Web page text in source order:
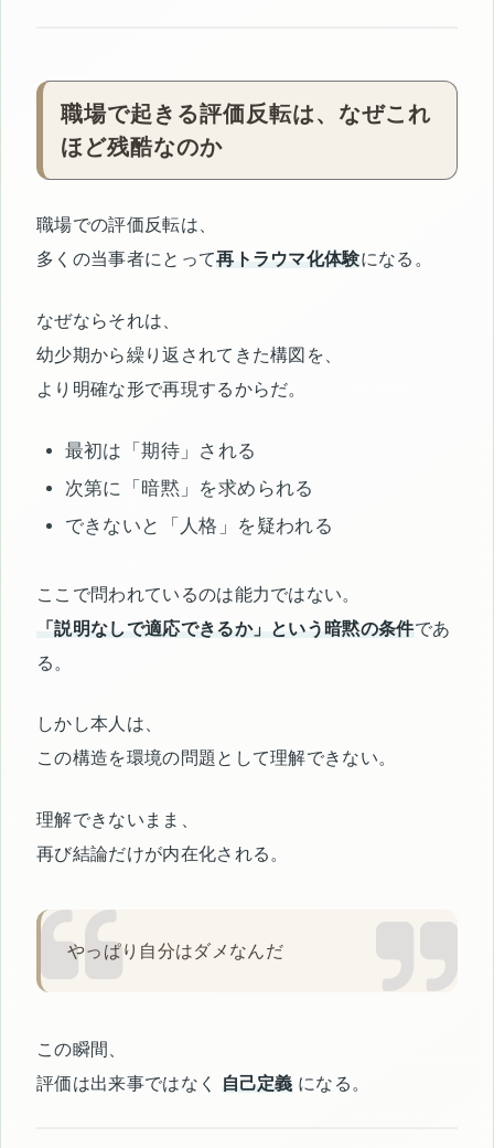
職場で起きる評価反転は、なぜこれ
ほど残酷なのか
職場での評価反転は、
多くの当事者にとって再トラウマ化体験になる。
なぜならそれは、
幼少期から繰り返されてきた構図を、
より明確な形で再現するからだ。
最初は「期待」される
次第に「暗黙」を求められる
できないと「人格」を疑われる
ここで問われているのは能力ではない。
「説明なしで適応できるか」という暗黙の条件であ
る。
しかし本人は、
この構造を環境の問題として理解できない。
理解できないまま、
再び結論だけが内在化される。
やっぱり自分はダメなんだ
この瞬間、
評価は出来事ではなく
自己定義 になる。